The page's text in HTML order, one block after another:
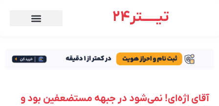
تیـــــتر24
آقای اژه‌ای! نمی‌شود در جبهه مستضعفین بود و